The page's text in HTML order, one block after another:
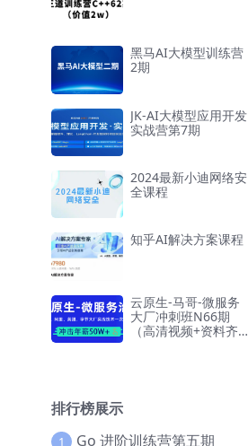
黑马AI大模型训练营
2期
JK-AI大模型应用开发
实战营第7期
2024最新小迪网络安
全课程
知乎AI解决方案课程
云原生-马哥-微服务
大厂冲刺班N66期
（高清视频+资料齐
排行榜展示
1 Go 进阶训练营第五期